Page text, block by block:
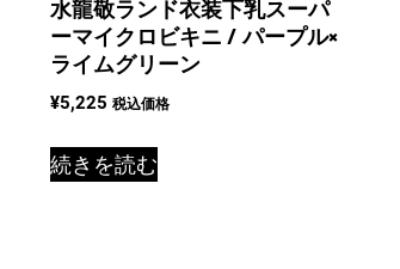
水龍敬ランド衣装下乳スーパ
ーマイクロビキニ / パープル×
ライムグリーン
¥5,225 税込価格
続きを読む